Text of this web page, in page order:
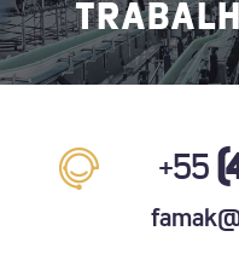
+55